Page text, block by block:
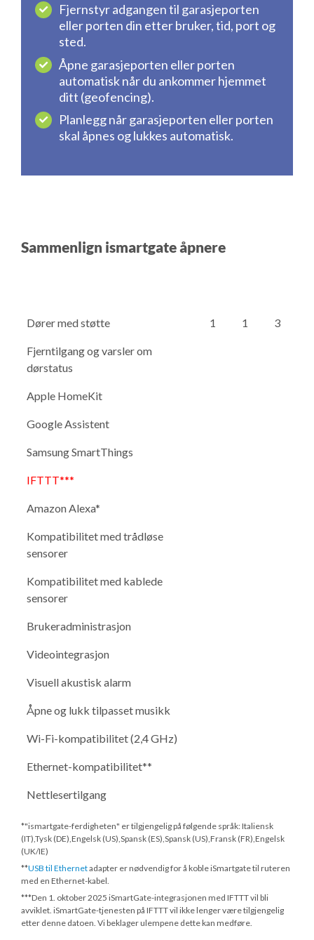
Fjernstyr adgangen til garasjeporten
eller porten din etter bruker, tid, port og
sted.
Åpne garasjeporten eller porten
automatisk når du ankommer hjemmet
ditt (geofencing).
Planlegg når garasjeporten eller porten
skal åpnes og lukkes automatisk.
Sammenlign ismartgate åpnere
Dører med støtte 1 1 3
Fjerntilgang og varsler om
dørstatus
Apple HomeKit
Google Assistent
Samsung SmartThings
IFTTT***
Amazon Alexa*
Kompatibilitet med trådløse
sensorer
Kompatibilitet med kablede
sensorer
Brukeradministrasjon
Videointegrasjon
Visuell akustisk alarm
Åpne og lukk tilpasset musikk
Wi-Fi-kompatibilitet (2,4 GHz)
Ethernet-kompatibilitet**
Nettlesertilgang
*"ismartgate-ferdigheten" er tilgjengelig på følgende språk: Italiensk
(IT),Tysk (DE),Engelsk (US),Spansk (ES),Spansk (US),Fransk (FR),Engelsk
(UK/IE)
**USB til Ethernetadapter er nødvendig for å koble iSmartgate til ruteren
med en Ethernet-kabel.
***Den 1. oktober 2025 iSmartGate-integrasjonen med IFTTT vil bli
avviklet. iSmartGate-tjenesten på IFTTT vil ikke lenger være tilgjengelig
etter denne datoen. Vi beklager ulempene dette kan medføre.